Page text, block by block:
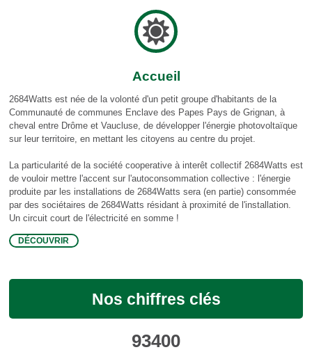
Accueil
2684Watts est née de la volonté d'un petit groupe d'habitants de la
Communauté de communes Enclave des Papes Pays de Grignan, à
cheval entre Drôme et Vaucluse, de développer l'énergie photovoltaïque
sur leur territoire, en mettant les citoyens au centre du projet.
La particularité de la société cooperative à interêt collectif 2684Watts est
de vouloir mettre l'accent sur l'autoconsommation collective : l'énergie
produite par les installations de 2684Watts sera (en partie) consommée
par des sociétaires de 2684Watts résidant à proximité de l'installation.
Un circuit court de l'électricité en somme !
DÉCOUVRIR
Nos chiffres clés
93400